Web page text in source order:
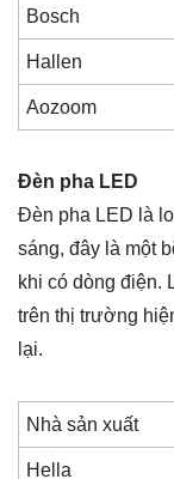
Bosch
Hallen
Aozoom
Đèn pha LED
Đèn pha LED là
sáng, đây là một
khi có dòng điện.
trên thị trường
lại.
Nhà sản xuất
Hella